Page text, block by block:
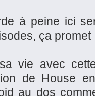
à peine ici
ça promet
vie avec
de House
au dos